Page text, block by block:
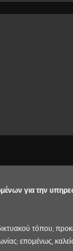
για την
τόπου,
επομένως,